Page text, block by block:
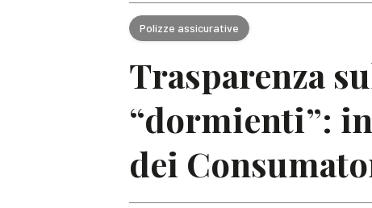
Polizze assicurative
Trasparenza
“dormienti”:
dei